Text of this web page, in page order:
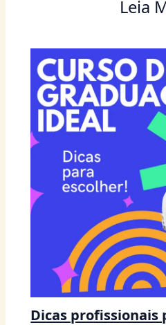
Leia
Dicas profissionais